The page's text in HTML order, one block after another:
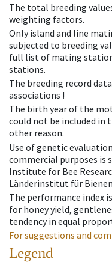
The total breeding
weighting factors.
Only island and line
subjected to breeding
full list of mating
stations.
The breeding record
associations !
The birth year of the
could not be included in
other reason.
Use of genetic
commercial purposes is
Institute for Bee
Länderinstitut für
The performance index
for honey yield,
tendency in equal
For suggestions and
Legend